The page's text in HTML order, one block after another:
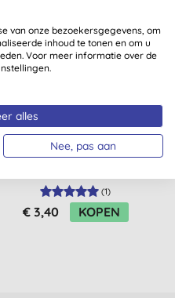
-20%
Beauty Made Easy
(1)
€ 3,40 KOPEN
van onze bezoekersgegevens, om
inhoud te tonen en om u
Voor meer informatie over de
alles
Nee, pas aan